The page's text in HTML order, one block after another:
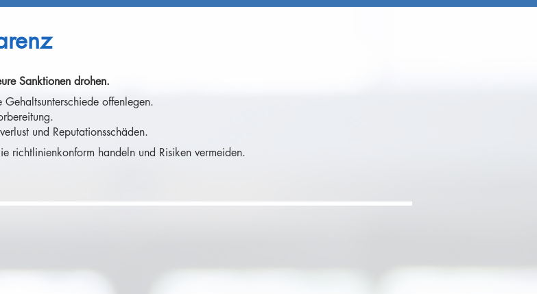
Sanktionen drohen.
offenlegen.
und Reputationsschäden.
richtlinienkonform handeln und Risiken vermeiden.